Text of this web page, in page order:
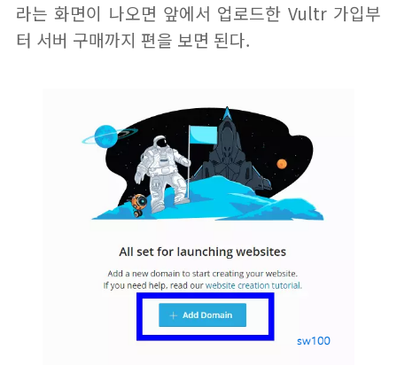
라는 화면이 나오면 앞에서 업로드한 Vultr 가입부
터 서버 구매까지 편을 보면 된다.